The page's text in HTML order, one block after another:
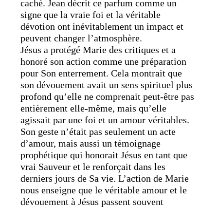
caché. Jean décrit ce parfum comme un
signe que la vraie foi et la véritable
dévotion ont inévitablement un impact et
peuvent changer l’atmosphère.
Jésus a protégé Marie des critiques et a
honoré son action comme une préparation
pour Son enterrement. Cela montrait que
son dévouement avait un sens spirituel plus
profond qu’elle ne comprenait peut-être pas
entièrement elle-même, mais qu’elle
agissait par une foi et un amour véritables.
Son geste n’était pas seulement un acte
d’amour, mais aussi un témoignage
prophétique qui honorait Jésus en tant que
vrai Sauveur et le renforçait dans les
derniers jours de Sa vie. L’action de Marie
nous enseigne que le véritable amour et le
dévouement à Jésus passent souvent